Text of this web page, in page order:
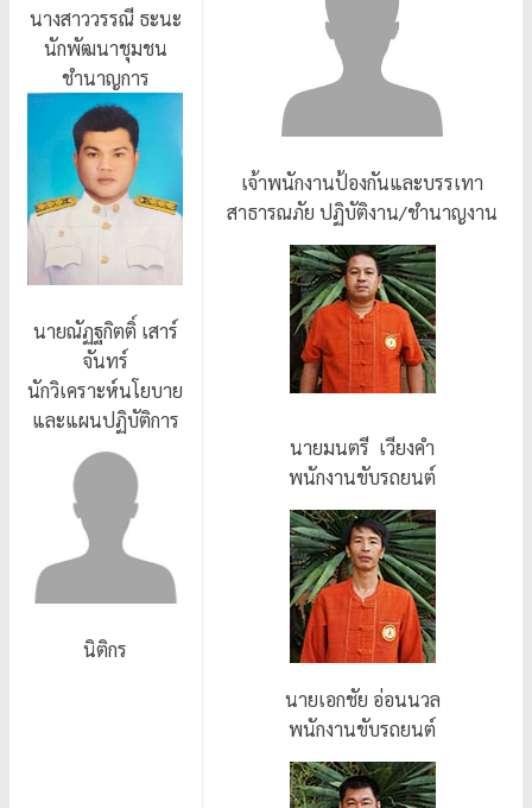
นางสาววรรณี ธะนะ
นักพัฒนาชุมชน
ชำนาญการ
นายณัฏฐกิตติ์ เสาร์
จันทร์
นักวิเคราะห์นโยบาย
และแผนปฏิบัติการ
นิติกร
เจ้าพนักงานป้องกันและบรรเทา
สาธารณภัย ปฏิบัติงาน/ชำนาญงาน
นายมนตรี เวียงคำ
พนักงานขับรถยนต์
นายเอกชัย อ่อนนวล
พนักงานขับรถยนต์